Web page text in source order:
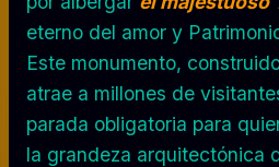
eterno del amor y
Este monumento,
atrae a millones de
parada obligatoria para
la grandeza arquitectónica